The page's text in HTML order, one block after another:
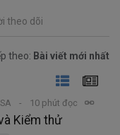
theo dõi
theo: Bài viết mới nhất
10 phút đọc
Kiểm thử